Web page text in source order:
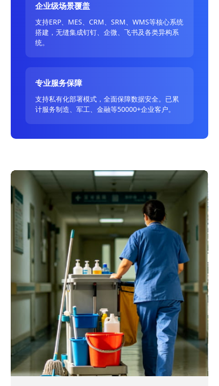
企业级场景覆盖
支持ERP、MES、CRM、SRM、WMS等核心系统
搭建，无缝集成钉钉、企微、飞书及各类异构系
统。
专业服务保障
支持私有化部署模式，全面保障数据安全。已累
计服务制造、军工、金融等50000+企业客户。